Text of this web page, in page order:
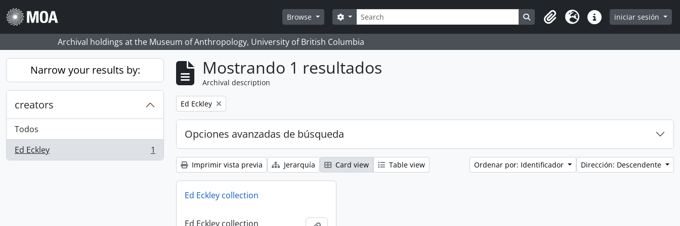
Skip to main content
Browse
Búsqueda
Search options Search in browse page
Clipboard
Idioma Enlaces rápidos
iniciar sesión
Archival holdings at the Museum of Anthropology, University of British Columbia
Narrow your results by:
creators
Todos
Ed Eckley
, 1 resultados 1
Mostrando 1 resultados
Archival description
Remove filter:
Ed Eckley
Opciones avanzadas de búsqueda
Imprimir vista previa Jerarquía Card view Table view Ordenar por: Identificador Dirección: Descendente
Ed Eckley collection
Ed Eckley collection